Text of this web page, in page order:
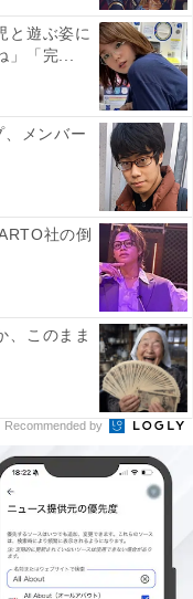
と遊ぶ姿に
」「完...
メンバー
社の倒
、このまま
Recommended by